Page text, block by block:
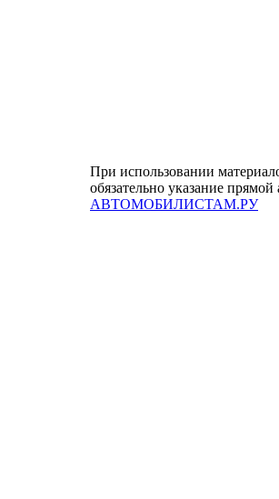
При использовании
обязательно указание
АВТОМОБИЛИСТАМ.РУ